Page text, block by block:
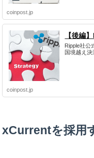
coinpost.jp
【後編
Ripple社公
国境越え決
coinpost.jp
xCurrentを採用